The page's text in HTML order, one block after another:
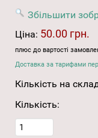
Збільшити
Ціна: 50.00 грн.
плюс до вартості
Доставка за тарифами
Кількість на
Кількість: